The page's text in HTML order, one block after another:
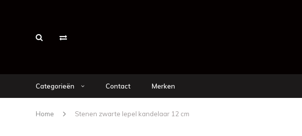
Categorieën Contact Merken
Home Stenen zwarte lepel kandelaar 12 cm